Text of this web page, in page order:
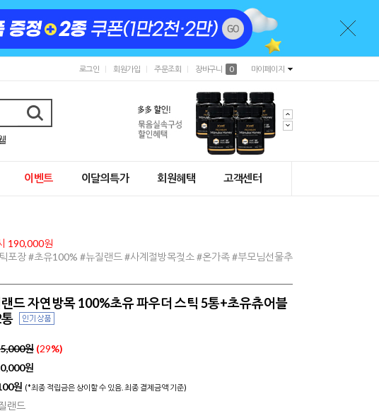
로그인 회원가입 주문조회 장바구니 0 마이페이지
이벤트 이달의특가 회원혜택 고객센터
190,000원
포장 #초유100% #뉴질랜드 #사계절방목젖소 #온가족 #부모님선물추
드 자연방목 100%초유 파우더 스틱 5통+초유츄어블
원 (29%)
원
원 (*최종 적립금은 상이할 수 있음. 최종 결제금액 기준)
랜드